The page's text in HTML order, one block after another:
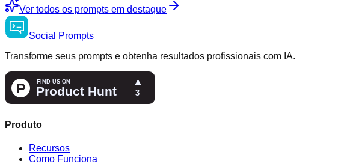
Ver todos os prompts em destaque
Social
Prompts
Transforme seus prompts e obtenha resultados profissionais com IA.
Produto
Recursos
Como Funciona